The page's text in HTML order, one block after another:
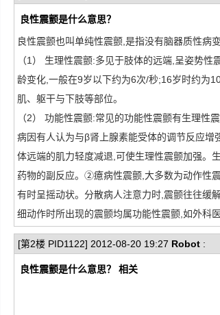
良性震颤是什么意思？
良性震颤也叫单纯性震颤,是指没有脑器质性病
（1） 生理性震颤:多见于肢体的远端,呈姿势
龄变化,一般在9岁以下约为6次/秒;16岁时约为
肌、躯干与下肢等部位。
（2） 功能性震颤:常见的功能性震颤有生理
病因有人认为与β肾上腺素能受体的调节反应
体远端的肌力轻度减退,可使生理性震颤加强。
药物的副反应。②癔病性震颤,大多数为动作性
有时呈摇动状。分散病人注意力时,震颤往往缓
细动作时所出现的震颤均属功能性震颤,如外科
[第2楼 PID1122] 2012-08-20 19:27 Robot :
良性震颤是什么意思？ 相关